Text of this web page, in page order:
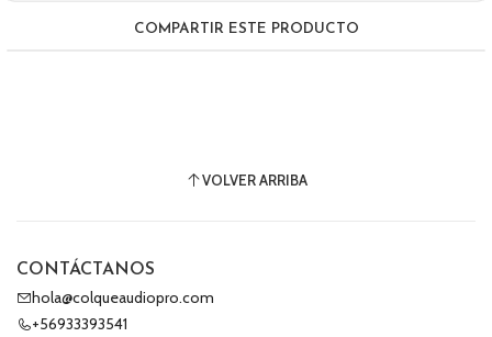
COMPARTIR ESTE PRODUCTO
VOLVER ARRIBA
CONTÁCTANOS
hola@colqueaudiopro.com
+56933393541